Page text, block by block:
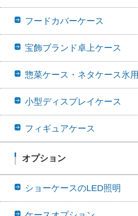
フードカバーケース
宝飾ブランド卓上ケース
惣菜ケース・ネタケース氷用
小型ディスプレイケース
フィギュアケース
オプション
ショーケースのLED照明